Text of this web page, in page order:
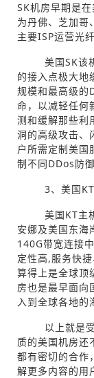
SK机房早期是
为丹佛、芝加哥
主要ISP运营光
美国SK该
的接入点极大地
规模和最高级的
命，以减轻任何
测和缓解那些利
洞的高级攻击、
户所需定制美国
制不同DDos防
3、美国
美国KT主
安娜及美国东海
140G带宽连接
定性高,服务快
算得上是全球顶
房也是最早面向
入到全球各地的
以上就是
质的美国机房还
都有密切的合作
解更多内容的用